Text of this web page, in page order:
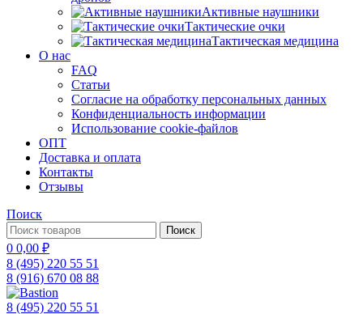
Активные наушники
Тактические очки
Тактическая медицина
О нас
FAQ
Статьи
Согласие на обработку персональных данных
Конфиденциальность информации
Использование cookie-файлов
ОПТ
Доставка и оплата
Контакты
Отзывы
Поиск
Поиск
0 0,00 ₽
8 (495) 220 55 51
8 (916) 670 08 88
8 (495) 220 55 51